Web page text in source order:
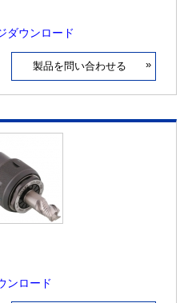
ダウンロード
製品を問い合わせる »
ンロード